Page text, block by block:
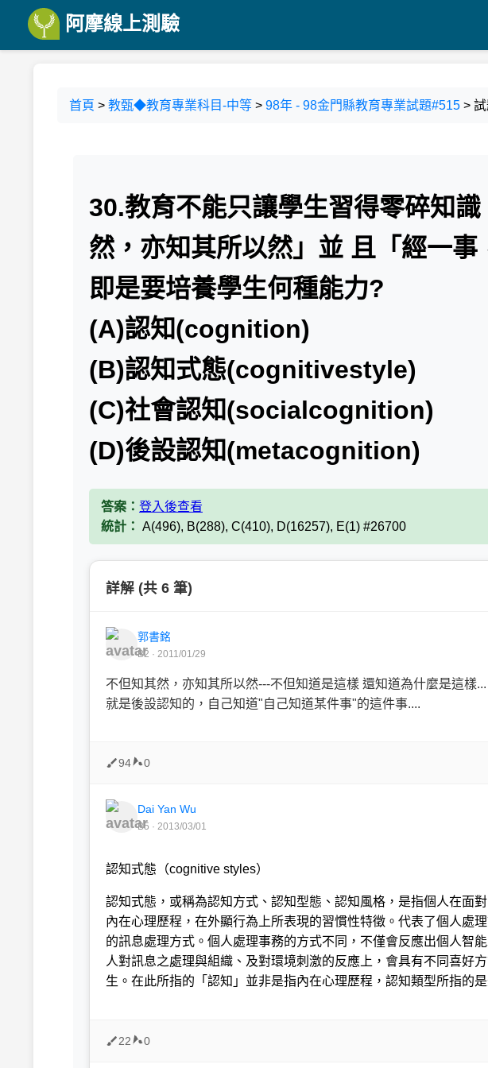
阿摩線上測驗
首頁 > 教甄◆教育專業科目-中等 > 98年 - 98金門縣教育專業試題#515 >
30.教育不能只讓學生習得零碎知
然，亦知其所以然」並 且「經一事
即是要培養學生何種能力?
(A)認知(cognition)
(B)認知式態(cognitivestyle)
(C)社會認知(socialcognition)
(D)後設認知(metacognition)
答案： 登入後查看
統計： A(496), B(288), C(410), D(16257), E(1) #26700
詳解 (共 6 筆)
郭書銘
B2 · 2011/01/29
不但知其然，亦知其所以然---不但知道是這樣 還知道為什麼是這樣...
就是後設認知的，自己知道"自己知道某件事"的這件事....
94 0
Dai Yan Wu
B5 · 2013/03/01
認知式態（cognitive styles）
認知式態，或稱為認知方式、認知型態、認知風格，是指個人在面
內在心理歷程，在外顯行為上所表現的習慣性特徵。 代表了個人處
的訊息處理方式。個人處理事務的方式不同，不僅會反應出個人智
人對訊息之處理與組織、及對環境刺激的反應上，會具有不同喜好
生。在此所指的「認知」並非是指內在心理歷程，認知類型所指的是
22 0